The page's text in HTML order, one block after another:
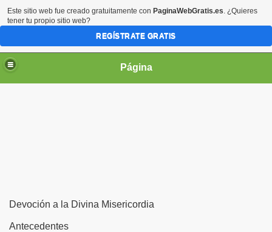
Página
Devoción a la Divina Misericordia
Antecedentes
Este sitio web fue creado gratuitamente con PaginaWebGratis.es. ¿Quieres
tener tu propio sitio web?
REGÍSTRATE GRATIS